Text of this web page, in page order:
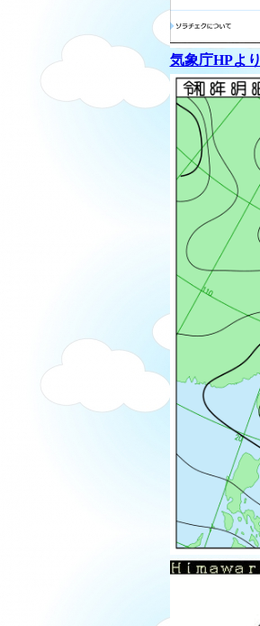
気象庁HPより